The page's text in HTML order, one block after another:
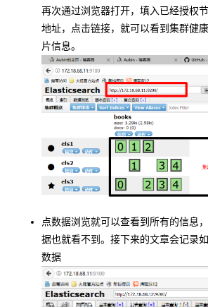
再次通过浏览器打开，填入已经授权
地址，点击链接，就可以看到集群健
片信息。
点数据浏览就可以查看到所有的信息
据也就看不到。接下来的文章会记录
数据